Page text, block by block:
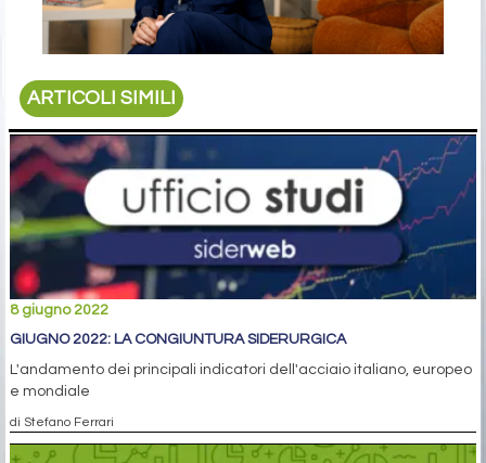
ARTICOLI SIMILI
8 giugno 2022
GIUGNO 2022: LA CONGIUNTURA SIDERURGICA
L'andamento dei principali indicatori dell'acciaio italiano, europeo
e mondiale
di Stefano Ferrari